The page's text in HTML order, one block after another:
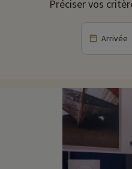
de nouvelles activités
Préciser vos
Arrivée